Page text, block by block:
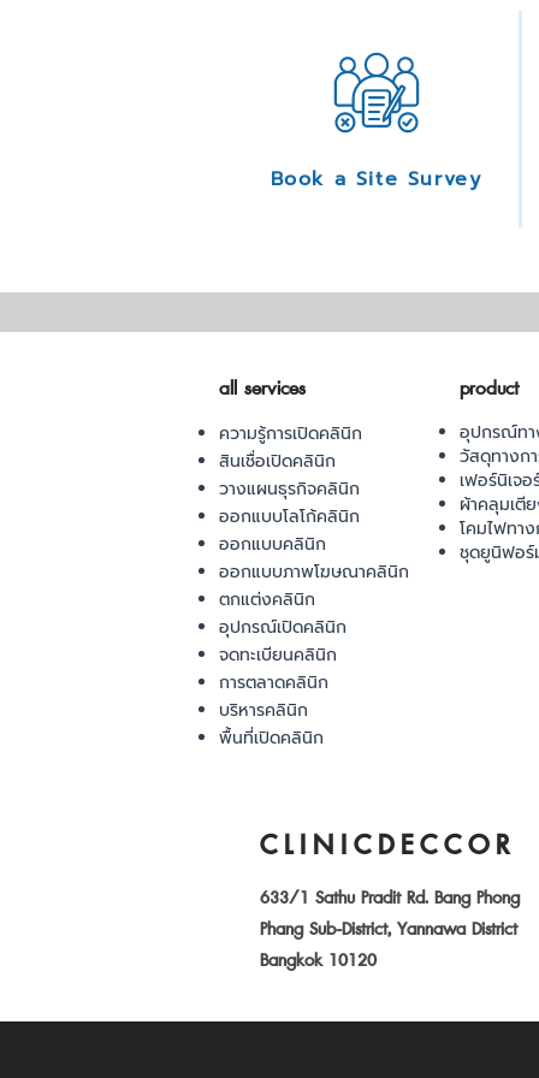
Book a Site Survey
all services
ความรู้การเปิดคลินิก
สินเชื่อเปิดคลินิก
วางแผนธุรกิจคลินิก
ออกแบบโลโก้คลินิก
ออกแบบคลินิก
ออกแบบภาพโฆษณาคลินิก
ตกแต่งคลินิก
อุปกรณ์เปิดคลินิก
จดทะเบียนคลินิก
การตลาดคลินิก
บริหารคลินิก
พื้นที่เปิดคลินิก
product
อุปกรณ์ทา
วัสดุทางก
เฟอร์นิเจ
ผ้าคลุมเตี
โคมไฟทา
ชุดยูนิฟอร์
CLINICDECCOR
633/1 Sathu Pradit Rd. Bang Phong
Phang Sub-District, Yannawa District
Bangkok 10120